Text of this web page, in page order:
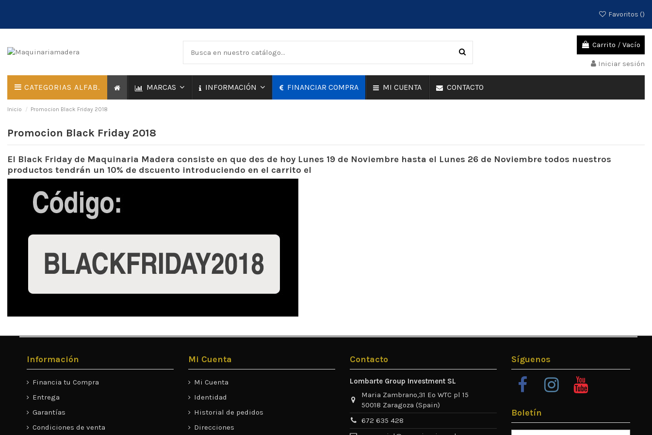
Favoritos ()
Carrito / Vacío
Iniciar sesión
CATEGORIAS ALFAB. MARCAS INFORMACIÓN FINANCIAR COMPRA MI CUENTA CONTACTO
Inicio Promocion Black Friday 2018
Promocion Black Friday 2018
El Black Friday de Maquinaria Madera consiste en que des de hoy Lunes 19 de Noviembre hasta el Lunes 26 de Noviembre todos nuestros
productos tendrán un 10% de dscuento introduciendo en el carrito el
Información
Financia tu Compra
Entrega
Garantías
Condiciones de venta
Mi Cuenta
Mi Cuenta
Identidad
Historial de pedidos
Direcciones
Contacto
Lombarte Group Investment SL
Maria Zambrano,31 Eº WTC pl 15
50018 Zaragoza (Spain)
672 635 428
Síguenos
Boletín